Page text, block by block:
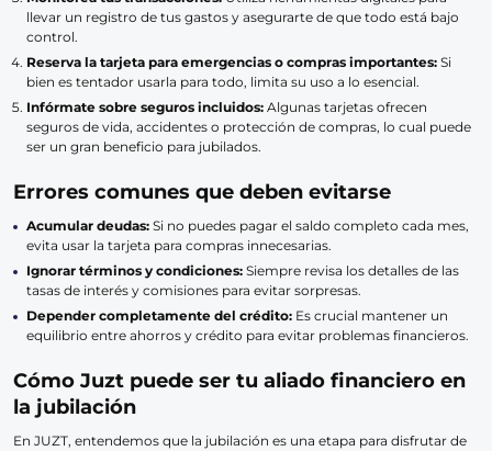
llevar un registro de tus gastos y asegurarte de que todo está bajo
control.
Reserva la tarjeta para emergencias o compras importantes: Si
bien es tentador usarla para todo, limita su uso a lo esencial.
Infórmate sobre seguros incluidos: Algunas tarjetas ofrecen
seguros de vida, accidentes o protección de compras, lo cual puede
ser un gran beneficio para jubilados.
Errores comunes que deben evitarse
Acumular deudas: Si no puedes pagar el saldo completo cada mes,
evita usar la tarjeta para compras innecesarias.
Ignorar términos y condiciones: Siempre revisa los detalles de las
tasas de interés y comisiones para evitar sorpresas.
Depender completamente del crédito: Es crucial mantener un
equilibrio entre ahorros y crédito para evitar problemas financieros.
Cómo Juzt puede ser tu aliado financiero en
la jubilación
En JUZT, entendemos que la jubilación es una etapa para disfrutar de